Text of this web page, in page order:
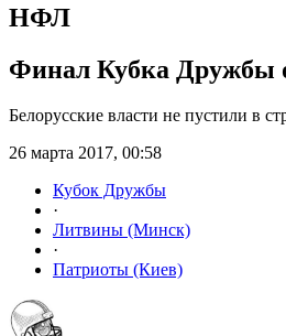
НФЛ
Финал Кубка Дружбы
Белорусские власти не пустили в
26 марта 2017, 00:58
Кубок Дружбы
·
Литвины (Минск)
·
Патриоты (Киев)